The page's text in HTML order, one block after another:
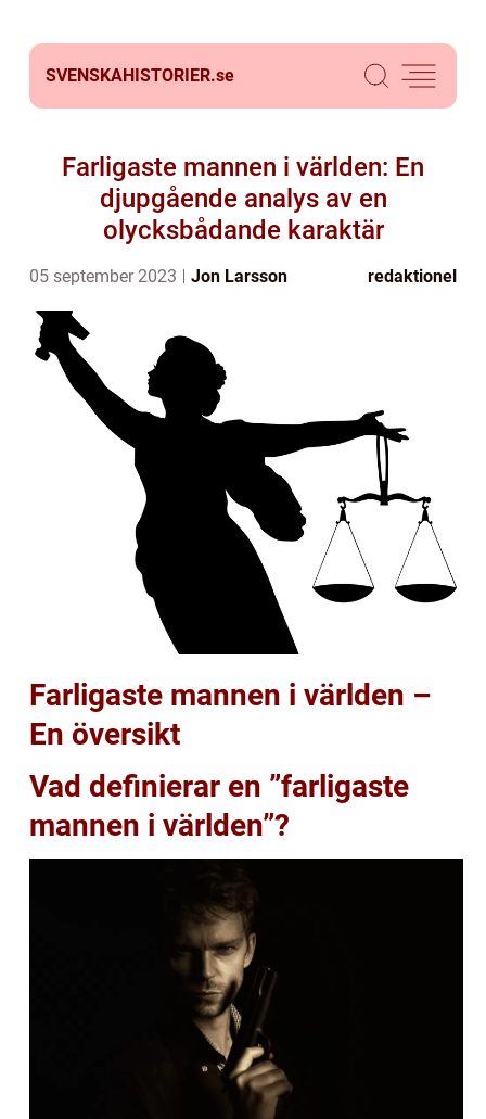
SVENSKAHISTORIER.se
Farligaste mannen i världen: En
djupgående analys av en
olycksbådande karaktär
05 september 2023 Jon Larsson redaktionel
Farligaste mannen i världen –
En översikt
Vad definierar en ”farligaste
mannen i världen”?